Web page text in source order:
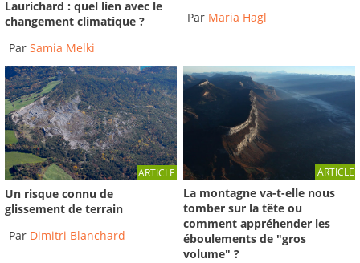
Laurichard : quel lien avec le
changement climatique ?
Par Samia Melki
Par Maria Hagl
ARTICLE
Un risque connu de
glissement de terrain
Par Dimitri Blanchard
ARTICLE
La montagne va-t-elle nous
tomber sur la tête ou
comment appréhender les
éboulements de "gros
volume" ?